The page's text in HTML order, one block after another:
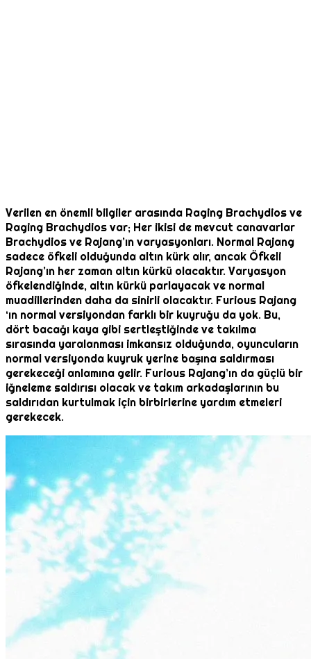
Verilen en önemli bilgiler arasında Raging Brachydios ve
Raging Brachydios var; Her ikisi de mevcut canavarlar
Brachydios ve Rajang’ın varyasyonları. Normal Rajang
sadece öfkeli olduğunda altın kürk alır, ancak Öfkeli
Rajang’ın her zaman altın kürkü olacaktır. Varyasyon
öfkelendiğinde, altın kürkü parlayacak ve normal
muadillerinden daha da sinirli olacaktır. Furious Rajang
‘ın normal versiyondan farklı bir kuyruğu da yok. Bu,
dört bacağı kaya gibi sertleştiğinde ve takılma
sırasında yaralanması imkansız olduğunda, oyuncuların
normal versiyonda kuyruk yerine başına saldırması
gerekeceği anlamına gelir. Furious Rajang’ın da güçlü bir
iğneleme saldırısı olacak ve takım arkadaşlarının bu
saldırıdan kurtulmak için birbirlerine yardım etmeleri
gerekecek.